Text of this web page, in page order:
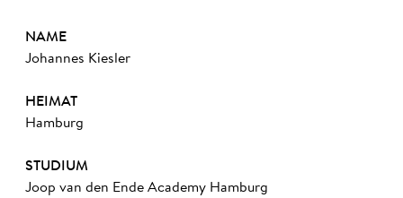
NAME
Johannes Kiesler
HEIMAT
Hamburg
STUDIUM
Joop van den Ende Academy Hamburg